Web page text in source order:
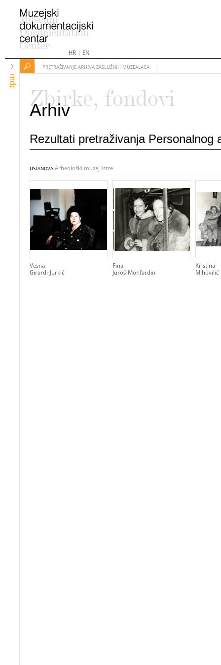
HR| EN
mdc
PRETRAŽIVANJE ARHIVA ZASLUŽNIH MUZEALACA
Zbirke, fondovi
Arhiv
Rezultati pretraživanja
USTANOVA Arheološki muzej Istre
Vesna
Girardi-Jurkić
Fina
Juroš-Monfardin
Kristina
Mihovilić